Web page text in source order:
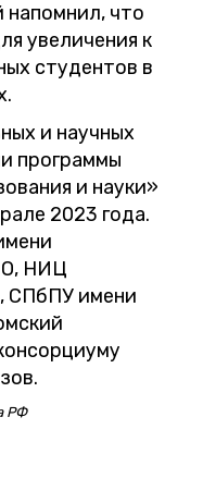
что
увеличения к
студентов в
и научных
программы
и науки»
2023 года.
НИЦ
СПбПУ имени
РФ